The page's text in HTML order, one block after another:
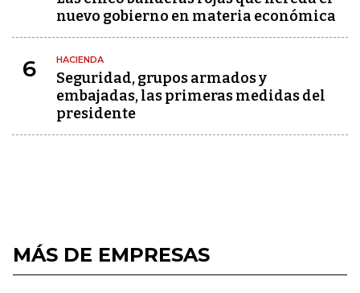
nuevo gobierno en materia económica
6 HACIENDA
Seguridad, grupos armados y
embajadas, las primeras medidas del
presidente
MÁS DE EMPRESAS